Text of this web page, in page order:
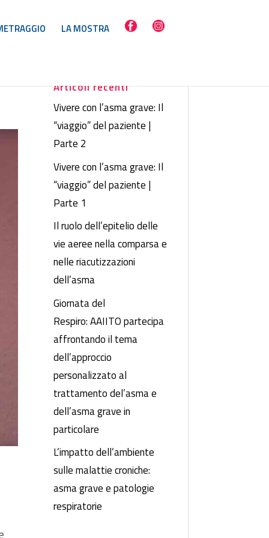
LA MOSTRA
Articoli recenti
Vivere con l’asma grave: Il
“viaggio” del paziente |
Parte 2
Vivere con l’asma grave: Il
“viaggio” del paziente |
Parte 1
Il ruolo dell’epitelio delle
vie aeree nella comparsa e
nelle riacutizzazioni
dell’asma
Giornata del
Respiro: AAIITO partecipa
affrontando il tema
dell’approccio
personalizzato al
trattamento del’asma e
dell’asma grave in
particolare
L’impatto dell’ambiente
sulle malattie croniche:
asma grave e patologie
respiratorie